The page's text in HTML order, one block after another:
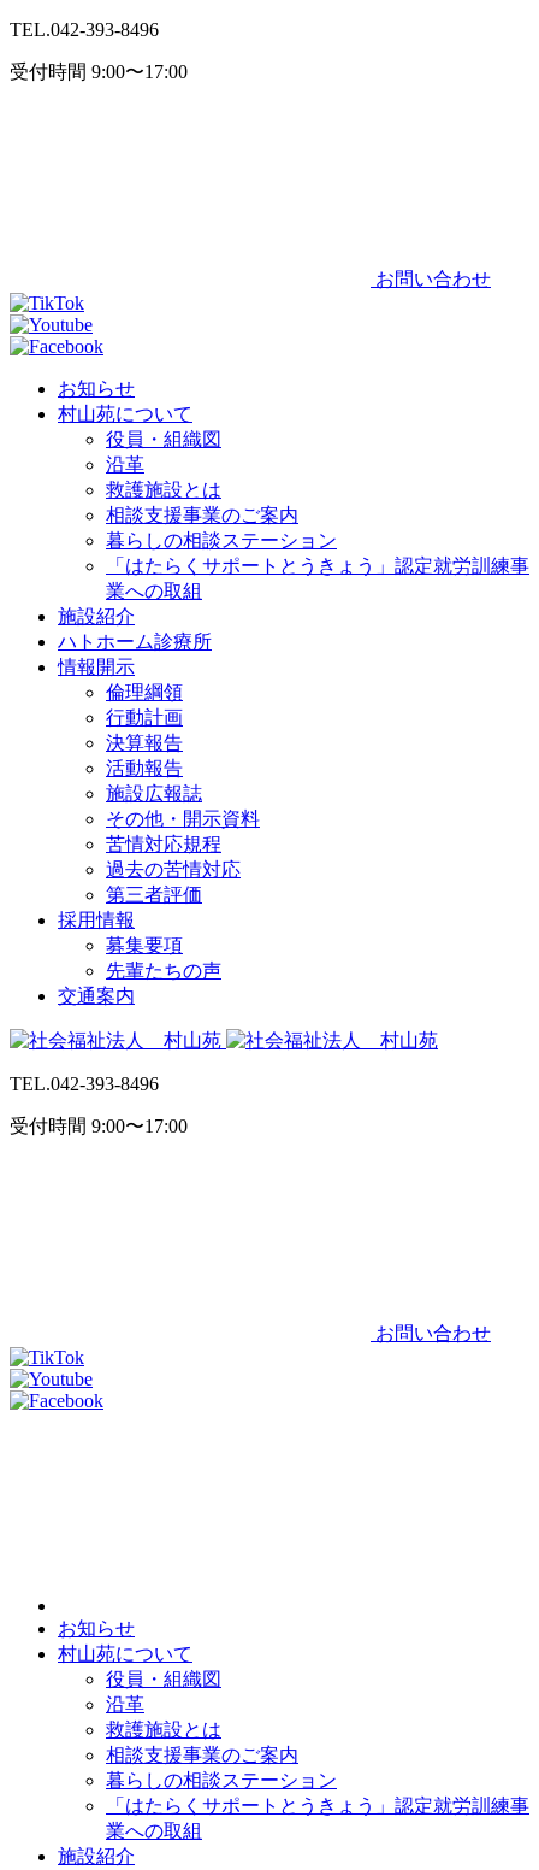
TEL.042-393-8496
受付時間 9:00〜17:00
お問い合わせ
お知らせ
村山苑について
役員・組織図
沿革
救護施設とは
相談支援事業のご案内
暮らしの相談ステーション
「はたらくサポートとうきょう」認定就労訓練事
業への取組
施設紹介
ハトホーム診療所
情報開示
倫理綱領
行動計画
決算報告
活動報告
施設広報誌
その他・開示資料
苦情対応規程
過去の苦情対応
第三者評価
採用情報
募集要項
先輩たちの声
交通案内
TEL.042-393-8496
受付時間 9:00〜17:00
お問い合わせ
お知らせ
村山苑について
役員・組織図
沿革
救護施設とは
相談支援事業のご案内
暮らしの相談ステーション
「はたらくサポートとうきょう」認定就労訓練事
業への取組
施設紹介